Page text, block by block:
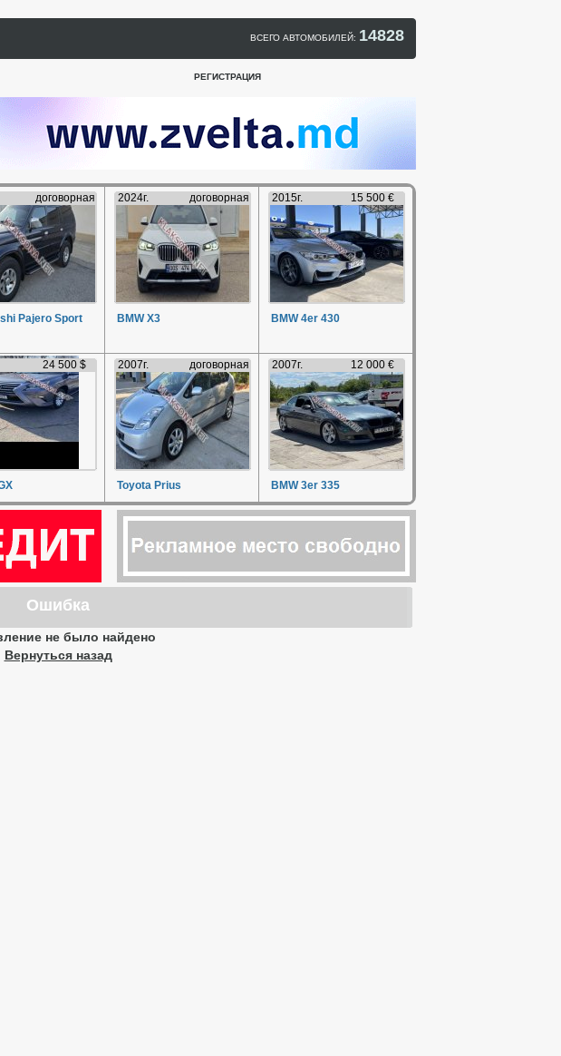
ВСЕГО АВТОМОБИЛЕЙ: 14828
РЕГИСТРАЦИЯ
договорная
Pajero Sport
2024г. договорная
BMW X3
2015г. 15 500 €
BMW 4er 430
24 500 $ 2007г. договорная
Toyota Prius
2007г. 12 000 €
BMW 3er 335
Ошибка
не было найдено
Вернуться назад